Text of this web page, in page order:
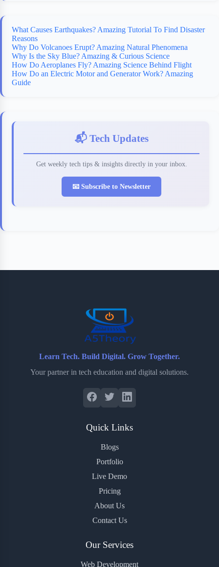
What Causes Earthquakes? Amazing Tutorial To Find Disaster
Reasons
Why Do Volcanoes Erupt? Amazing Natural Phenomena
Why Is the Sky Blue? Amazing & Curious Science
How Do Aeroplanes Fly? Amazing Science Behind Flight
How Do an Electric Motor and Generator Work? Amazing
Guide
📬 Tech Updates
Get weekly tech tips & insights directly in your inbox.
📧 Subscribe to Newsletter
Learn Tech. Build Digital. Grow Together.
Your partner in tech education and digital solutions.
Quick Links
Blogs
Portfolio
Live Demo
Pricing
About Us
Contact Us
Our Services
Web Development